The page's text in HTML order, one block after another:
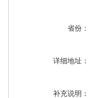
省份：
详细地址：
补充说明：